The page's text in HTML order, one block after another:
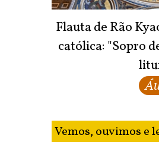
Flauta de Rão
católica: "Sopro
Vemos, ouvimos e